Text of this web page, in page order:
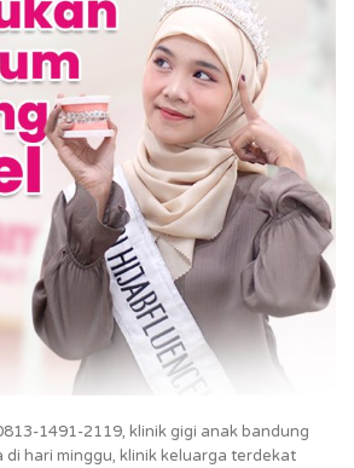
1491-2119, klinik gigi anak bandung
di hari minggu, klinik keluarga terdekat